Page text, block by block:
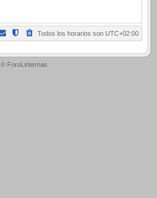
Todos los horarios son UTC+02:00
© ForoLinternas